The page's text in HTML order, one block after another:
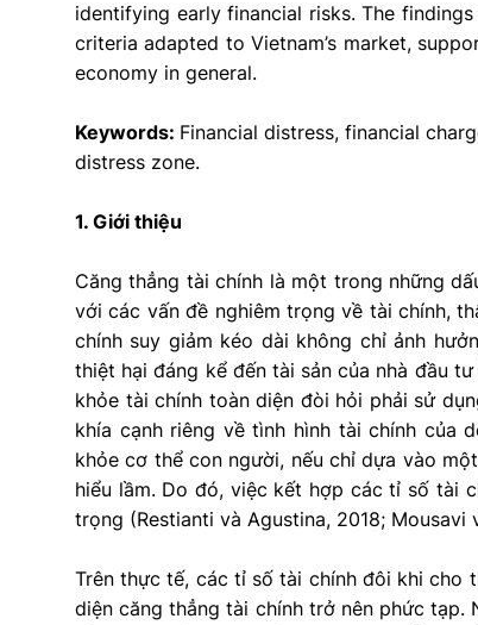
identifying early financial risks. The
criteria adapted to Vietnam’s market,
economy in general.
Keywords: Financial distress, financial
distress zone.
1. Giới thiệu
Căng thẳng tài chính là một trong những
với các vấn đề nghiêm trọng về tài chính,
chính suy giảm kéo dài không chỉ ảnh
thiệt hại đáng kể đến tài sản của nhà đầu
khỏe tài chính toàn diện đòi hỏi phải sử
khía cạnh riêng về tình hình tài chính của
khỏe cơ thể con người, nếu chỉ dựa vào
hiểu lầm. Do đó, việc kết hợp các tỉ số tài
trọng (Restianti và Agustina, 2018; Mousavi
Trên thực tế, các tỉ số tài chính đôi khi cho
diện căng thẳng tài chính trở nên phức